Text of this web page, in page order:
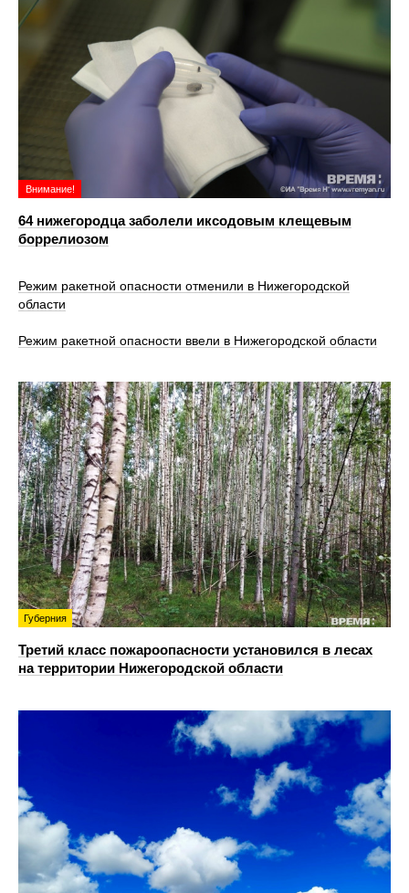
Внимание!
64 нижегородца заболели иксодовым клещевым
боррелиозом
Режим ракетной опасности отменили в Нижегородской
области
Режим ракетной опасности ввели в Нижегородской области
Губерния
Третий класс пожароопасности установился в лесах
на территории Нижегородской области